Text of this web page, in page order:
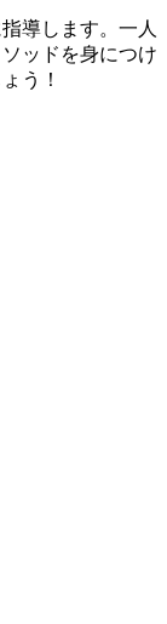
導します。一人
ッドを身につけ
う！